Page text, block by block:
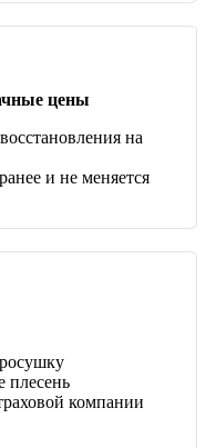
цены
на
и не меняется
плесень
компании